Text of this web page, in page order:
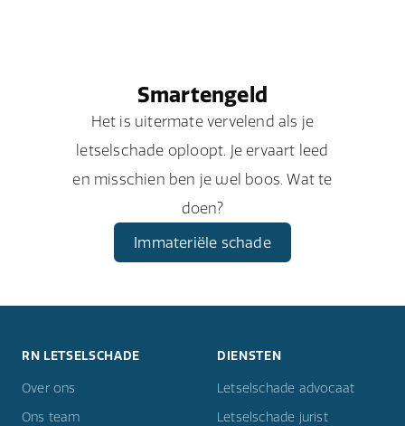
Smartengeld
Het is uitermate vervelend als je
letselschade oploopt. Je ervaart leed
en misschien ben je wel boos. Wat te
doen?
Immateriële schade
RN LETSELSCHADE
Over ons
Ons team
DIENSTEN
Letselschade advocaat
Letselschade jurist